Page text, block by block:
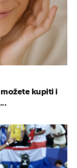
kupiti i